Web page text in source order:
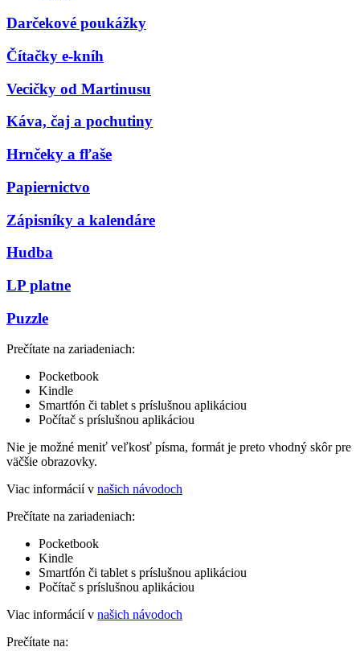
Darčekové poukážky
Čítačky e-kníh
Vecičky od Martinusu
Káva, čaj a pochutiny
Hrnčeky a fľaše
Papiernictvo
Zápisníky a kalendáre
Hudba
LP platne
Puzzle
Prečítate na zariadeniach:
Pocketbook
Kindle
Smartfón či tablet s príslušnou aplikáciou
Počítač s príslušnou aplikáciou
Nie je možné meniť veľkosť písma, formát je preto vhodný skôr pre
väčšie obrazovky.
Viac informácií v našich návodoch
Prečítate na zariadeniach:
Pocketbook
Kindle
Smartfón či tablet s príslušnou aplikáciou
Počítač s príslušnou aplikáciou
Viac informácií v našich návodoch
Prečítate na: